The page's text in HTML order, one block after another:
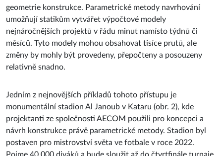
geometrie konstrukce. Parametrické metody navrhování
umožňují statikům vytvářet výpočtové modely
nejnáročnějších projektů v řádu minut namísto týdnů či
měsíců. Tyto modely mohou obsahovat tisíce prutů, ale
změny by mohly být provedeny, přepočteny a posouzeny
relativně snadno.
Jedním z nejnovějších příkladů tohoto přístupu je
monumentální stadion Al Janoub v Kataru (obr. 2), kde
projektanti ze společnosti AECOM použili pro koncepci a
návrh konstrukce právě parametrické metody. Stadion byl
postaven pro mistrovství světa ve fotbale v roce 2022.
Pojme 40 000 diváků a bude sloužit až do čtvrtfinále turnaje.